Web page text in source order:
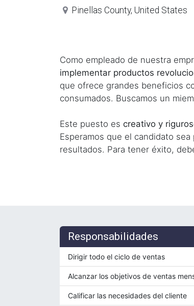
Pinellas County, United States
Como empleado de nuestra
implementar productos
que ofrece grandes beneficios
consumados. Buscamos un
Este puesto es creativo y
Esperamos que el candidato
resultados. Para tener éxito,
Responsabilidades
Dirigir todo el ciclo de ventas
Alcanzar los objetivos de ventas
Calificar las necesidades del cliente